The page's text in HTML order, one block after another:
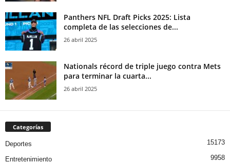
Panthers NFL Draft Picks 2025: Lista
completa de las selecciones de...
26 abril 2025
Nationals récord de triple juego contra Mets
para terminar la cuarta...
26 abril 2025
Categorías
Deportes 15173
Entretenimiento 9958